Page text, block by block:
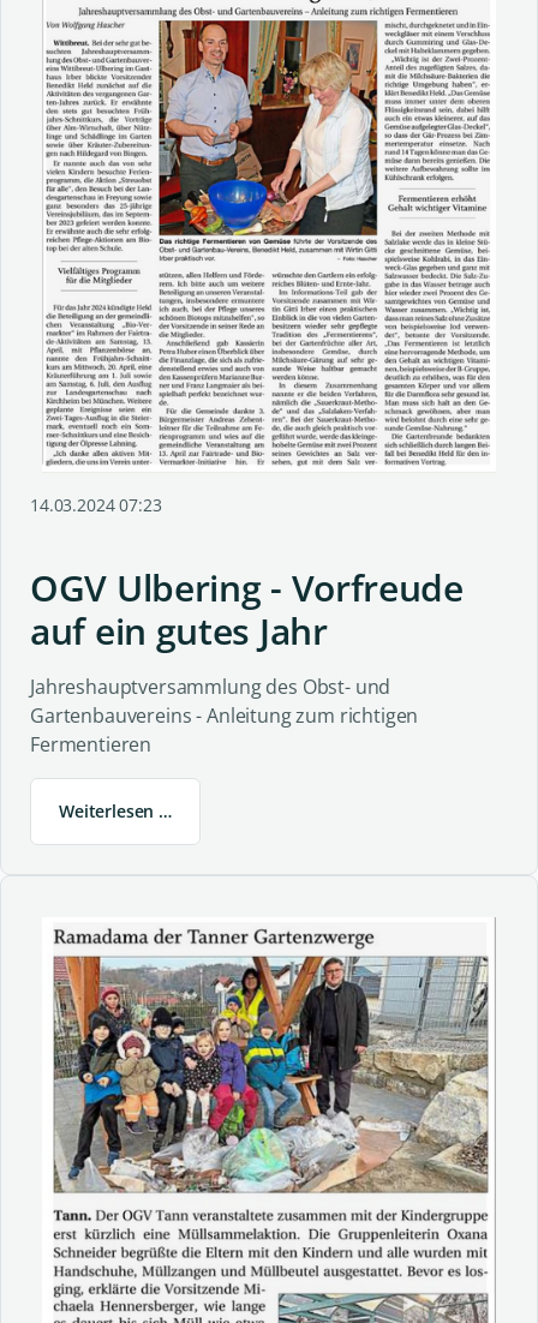
14.03.2024 07:23
OGV Ulbering - Vorfreude
auf ein gutes Jahr
Jahreshauptversammlung des Obst- und
Gartenbauvereins - Anleitung zum richtigen
Fermentieren
Weiterlesen …